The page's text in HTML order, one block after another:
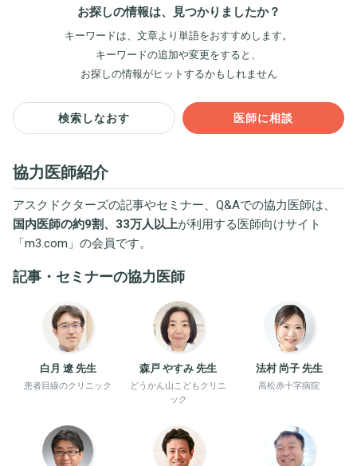
お探しの情報は、見つかりましたか？
キーワードは、文章より単語をおすすめします。
キーワードの追加や変更をすると、
お探しの情報がヒットするかもしれません
検索しなおす 医師に相談
協力医師紹介
アスクドクターズの記事やセミナー、Q&Aでの協力医師は、
国内医師の約9割、33万人以上が利用する医師向けサイト
「m3.com 」の会員です。
記事・セミナーの協力医師
白月 遼 先生
患者目線のクリニック
森戸 やすみ 先生
どうかん山こどもクリニ
ック
法村 尚子 先生
高松赤十字病院